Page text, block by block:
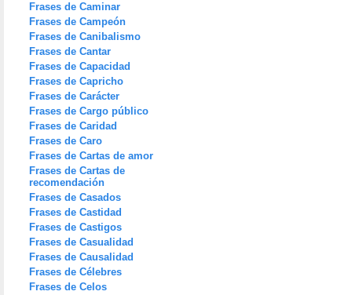
Frases de Caminar
Frases de Campeón
Frases de Canibalismo
Frases de Cantar
Frases de Capacidad
Frases de Capricho
Frases de Carácter
Frases de Cargo público
Frases de Caridad
Frases de Caro
Frases de Cartas de amor
Frases de Cartas de
recomendación
Frases de Casados
Frases de Castidad
Frases de Castigos
Frases de Casualidad
Frases de Causalidad
Frases de Célebres
Frases de Celos